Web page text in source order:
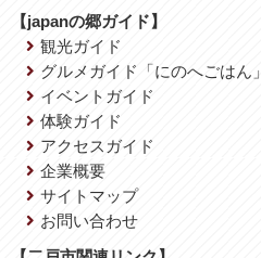
【japanの郷ガイド】
観光ガイド
グルメガイド「にのへごはん」
イベントガイド
体験ガイド
アクセスガイド
企業概要
サイトマップ
お問い合わせ